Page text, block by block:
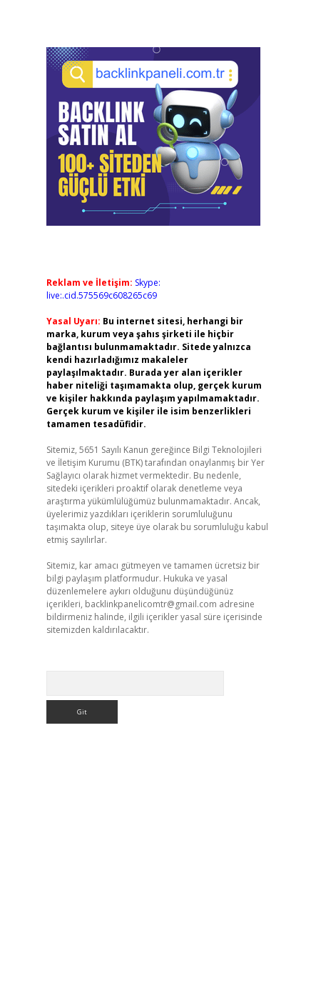
Reklam ve İletişim: Skype:
live:.cid.575569c608265c69
Yasal Uyarı: Bu internet sitesi, herhangi bir
marka, kurum veya şahıs şirketi ile hiçbir
bağlantısı bulunmamaktadır. Sitede yalnızca
kendi hazırladığımız makaleler
paylaşılmaktadır. Burada yer alan içerikler
haber niteliği taşımamakta olup, gerçek kurum
ve kişiler hakkında paylaşım yapılmamaktadır.
Gerçek kurum ve kişiler ile isim benzerlikleri
tamamen tesadüfidir.
Sitemiz, 5651 Sayılı Kanun gereğince Bilgi Teknolojileri
ve İletişim Kurumu (BTK) tarafından onaylanmış bir Yer
Sağlayıcı olarak hizmet vermektedir. Bu nedenle,
sitedeki içerikleri proaktif olarak denetleme veya
araştırma yükümlülüğümüz bulunmamaktadır. Ancak,
üyelerimiz yazdıkları içeriklerin sorumluluğunu
taşımakta olup, siteye üye olarak bu sorumluluğu kabul
etmiş sayılırlar.
Sitemiz, kar amacı gütmeyen ve tamamen ücretsiz bir
bilgi paylaşım platformudur. Hukuka ve yasal
düzenlemelere aykırı olduğunu düşündüğünüz
içerikleri, backlinkpanelicomtr@gmail.com adresine
bildirmeniz halinde, ilgili içerikler yasal süre içerisinde
sitemizden kaldırılacaktır.